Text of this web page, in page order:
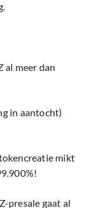
al meer dan
in aantocht)
mikt
presale gaat al